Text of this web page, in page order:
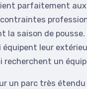
parfaitement aux
la saison de
équipent leur
recherchent un
un parc très